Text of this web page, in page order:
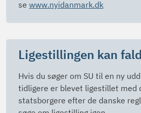
se www.nyidanmark.dk
Ligestillingen kan
Hvis du søger om SU til en ny
tidligere er blevet ligestillet med
statsborgere efter de danske